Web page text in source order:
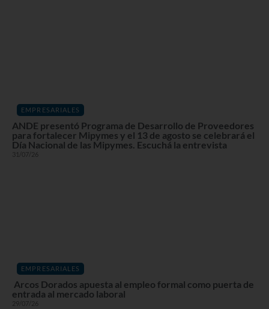
EMPRESARIALES
ANDE presentó Programa de Desarrollo de Proveedores
para fortalecer Mipymes y el 13 de agosto se celebrará el
Día Nacional de las Mipymes. Escuchá la entrevista
31/07/26
EMPRESARIALES
Arcos Dorados apuesta al empleo formal como puerta de
entrada al mercado laboral
29/07/26